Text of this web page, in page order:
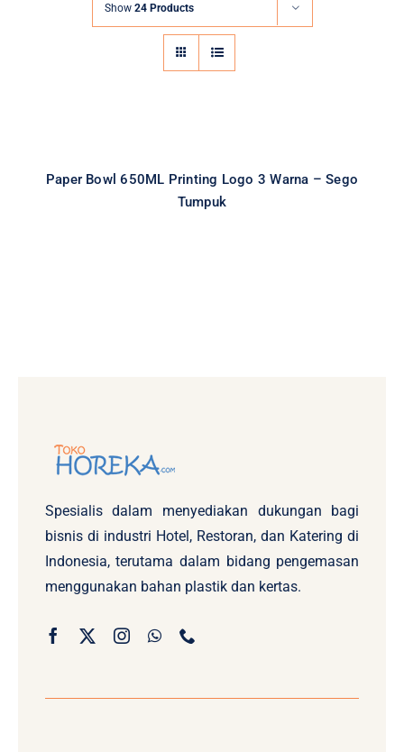
Show 24 Products
Paper Bowl 650ML Printing Logo 3 Warna – Sego
Tumpuk
Spesialis dalam menyediakan dukungan bagi
bisnis di industri Hotel, Restoran, dan Katering di
Indonesia, terutama dalam bidang pengemasan
menggunakan bahan plastik dan kertas.